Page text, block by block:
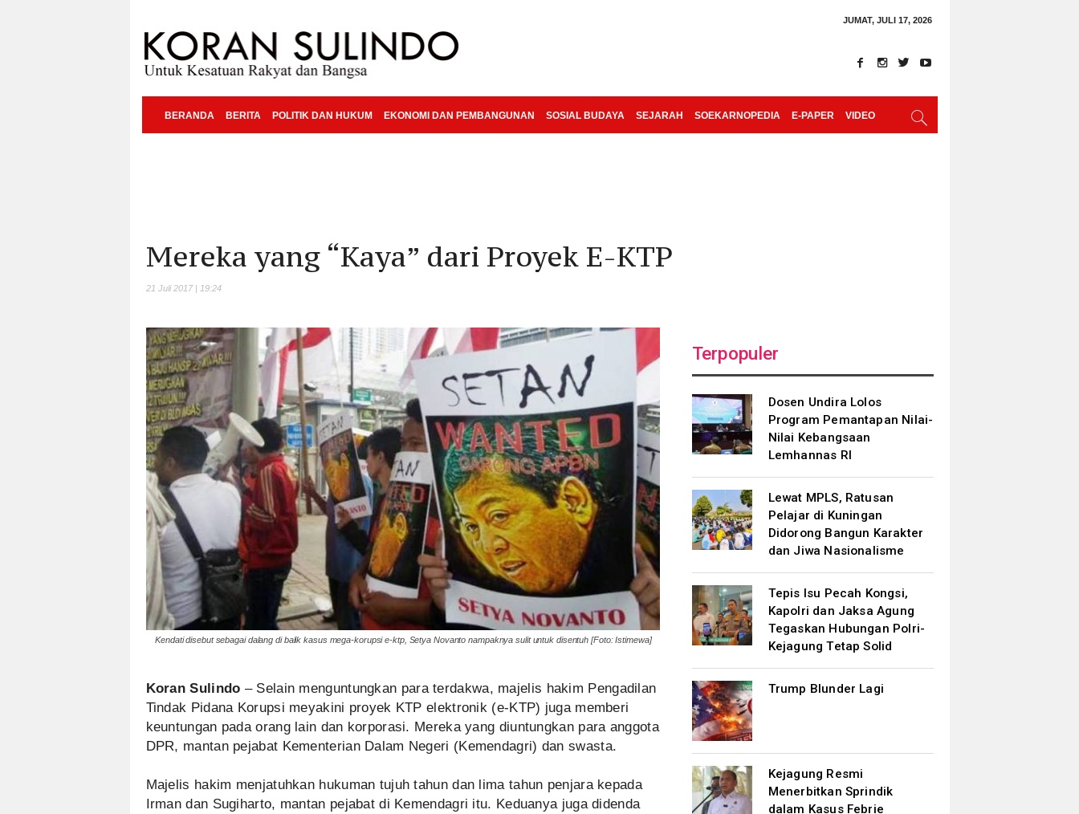
JUMAT, JULI 17, 2026
BERANDA BERITA POLITIK DAN HUKUM EKONOMI DAN PEMBANGUNAN SOSIAL BUDAYA SEJARAH SOEKARNOPEDIA E-PAPER VIDEO
Mereka yang “Kaya” dari Proyek E-KTP
21 Juli 2017 | 19:24
Kendati disebut sebagai dalang di balik kasus mega-korupsi e-ktp, Setya Novanto nampaknya sulit untuk disentuh [Foto: Istimewa]
Koran Sulindo – Selain menguntungkan para terdakwa, majelis hakim Pengadilan
Tindak Pidana Korupsi meyakini proyek KTP elektronik (e-KTP) juga memberi
keuntungan pada orang lain dan korporasi. Mereka yang diuntungkan para anggota
DPR, mantan pejabat Kementerian Dalam Negeri (Kemendagri) dan swasta.
Majelis hakim menjatuhkan hukuman tujuh tahun dan lima tahun penjara kepada
Irman dan Sugiharto, mantan pejabat di Kemendagri itu. Keduanya juga didenda
Terpopuler
Dosen Undira Lolos
Program Pemantapan Nilai-
Nilai Kebangsaan
Lemhannas RI
Lewat MPLS, Ratusan
Pelajar di Kuningan
Didorong Bangun Karakter
dan Jiwa Nasionalisme
Tepis Isu Pecah Kongsi,
Kapolri dan Jaksa Agung
Tegaskan Hubungan Polri-
Kejagung Tetap Solid
Trump Blunder Lagi
Kejagung Resmi
Menerbitkan Sprindik
dalam Kasus Febrie